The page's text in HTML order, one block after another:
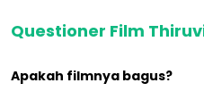
Questioner Film
Apakah filmnya bagus?